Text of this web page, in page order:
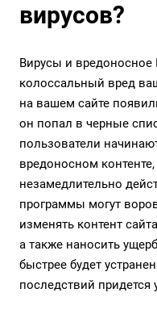
вирусов?
Вирусы и
колоссальный вред
на вашем сайте
он попал в черные
пользователи
вредоносном
незамедлительно
программы могут
изменять контент
а также наносить
быстрее будет
последствий придется